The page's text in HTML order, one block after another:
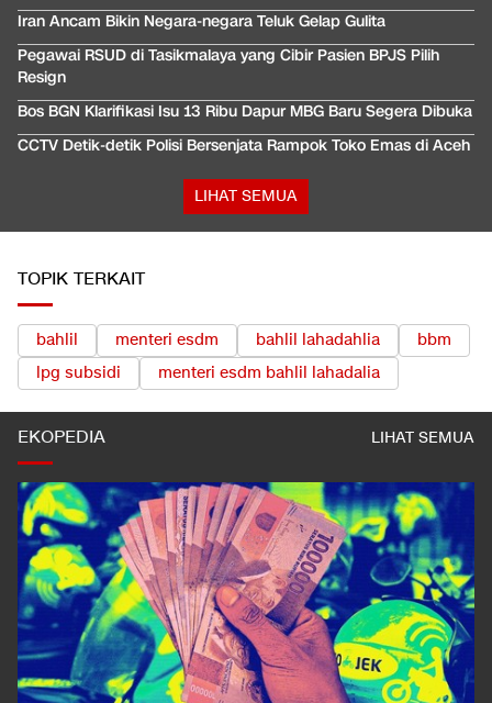
Iran Ancam Bikin Negara-negara Teluk Gelap Gulita
Pegawai RSUD di Tasikmalaya yang Cibir Pasien BPJS Pilih
Resign
Bos BGN Klarifikasi Isu 13 Ribu Dapur MBG Baru Segera Dibuka
CCTV Detik-detik Polisi Bersenjata Rampok Toko Emas di Aceh
LIHAT SEMUA
TOPIK TERKAIT
bahlil menteri esdm bahlil lahadahlia
bbm
lpg subsidi
menteri esdm bahlil lahadalia
EKOPEDIA LIHAT SEMUA